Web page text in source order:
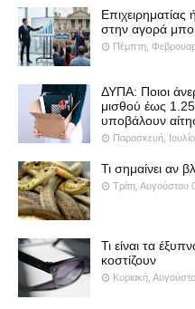
Επιχειρηματίας
στην αγορά
Πέμπτη,
ΔΥΠΑ: Ποιοι
μισθού έως
υποβάλουν
Παρασκευή,
Τι σημαίνει αν
Τρίτη, Αυγούστου
Τι είναι τα
κοστίζουν
Κυριακή,